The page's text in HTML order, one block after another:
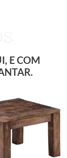
E COM